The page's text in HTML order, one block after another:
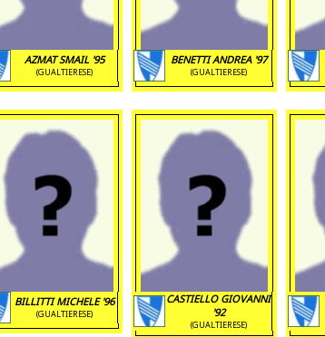
AZMAT SMAIL '95
(GUALTIERESE)
BENETTI ANDREA '97
(GUALTIERESE)
BILLITTI MICHELE '96
(GUALTIERESE)
CASTIELLO GIOVANNI
'92
(GUALTIERESE)